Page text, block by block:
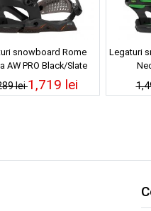
snowboard Rome
AW PRO Black/Slate
25/26
lei1,719 lei
Legaturi